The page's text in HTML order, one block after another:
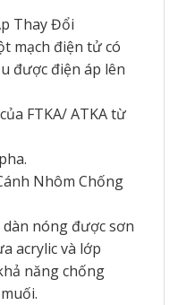
Thay Đổi
mạch điện tử có
được điện áp lên
FTKA/ ATKA từ
Nhôm Chống
nóng được sơn
acrylic và lớp
năng chống